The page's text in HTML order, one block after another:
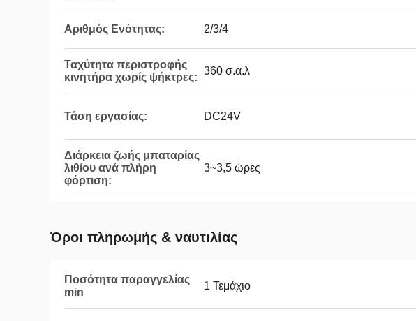
Αριθμός Ενότητας: 2/3/4
Ταχύτητα περιστροφής
κινητήρα χωρίς ψήκτρες:
360 σ.α.λ
Τάση εργασίας: DC24V
Διάρκεια ζωής μπαταρίας
λιθίου ανά πλήρη
φόρτιση:
3~3,5 ώρες
Όροι πληρωμής & ναυτιλίας
Ποσότητα παραγγελίας
min
1 Τεμάχιο